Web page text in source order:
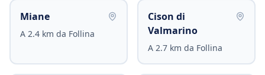
Miane
A 2.4 km da Follina
Cison di
Valmarino
A 2.7 km da Follina